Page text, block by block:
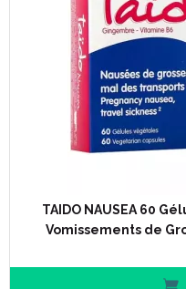
TAIDO NAUSEA 60
Vomissements de